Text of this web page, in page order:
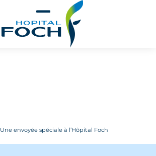
Une envoyée spéciale à l’Hôpital Foch